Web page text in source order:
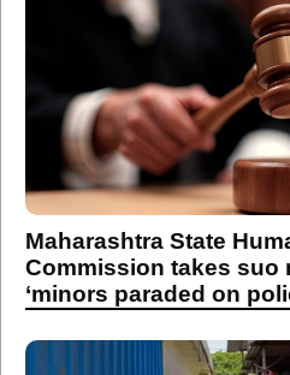
Maharashtra State
Commission takes suo
‘minors paraded on